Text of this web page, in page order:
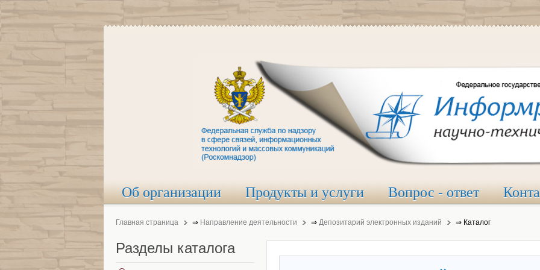
Об организации Продукты и услуги Вопрос - ответ
Главная страница ⇒ Направление деятельности ⇒ Депозитарий электронных изданий ⇒ Каталог
Разделы каталога